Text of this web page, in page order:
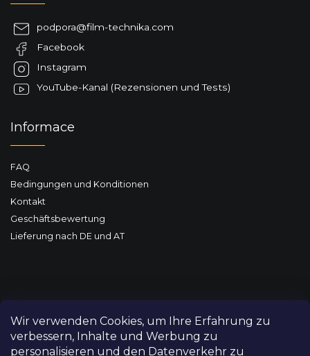
Wir verwenden Cookies, um Ihre Erfahrung zu
verbessern, Inhalte und Werbung zu
personalisieren und den Datenverkehr zu
podpora@film-technika.com
Facebook
Instagram
YouTube-Kanal (Rezensionen und Tests)
Informace
FAQ
Bedingungen und Konditionen
Kontakt
Geschäftsbewertung
Lieferung nach DE und AT